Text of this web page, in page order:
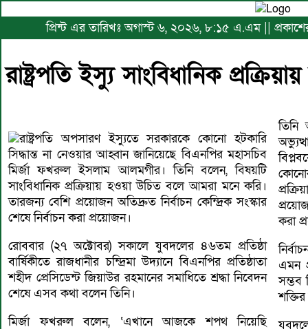
প্রিন্ট এর তারিখঃ অগাস্ট ৬, ২০২৬, ৮:১৫ এ.এম ||
রাষ্ট্রপতি ইস্যু সাংবিধানিক
রাষ্ট্রপতি অপসারণ ইস্যুতে সরকারকে কোনো হটকারি
সিদ্ধান্ত না নেওয়ার আহ্বান জানিয়েছে বিএনপির মহাসচিব
মির্জা ফখরুল ইসলাম আলমগীর। তিনি বলেন, বিষয়টি
সাংবিধানিক প্রক্রিয়ায় হওয়া উচিত বলে আমরা মনে করি।
তারজন্য বেশি প্রয়োজন অতিদ্রুত নির্বাচন কেন্দ্রিক সংস্কার
শেষে নির্বাচন করা প্রয়োজন।
রোববার (২৭ অক্টোবর) সকালে যুবদলের ৪৬তম প্রতিষ্ঠা
বার্ষিকীতে রাজধানীর চন্দ্রিমা উদ্যানে বিএনপির প্রতিষ্ঠাতা
শহীদ প্রেসিডেন্ট জিয়াউর রহমানের সমাধিতে শ্রদ্ধা নিবেদন
শেষে এসব কথা বলেন তিনি।
মির্জা ফখরুল বলেন, ‘এখানে আজকে শপথ নিয়েছি
করা
এমন
সম্ভব